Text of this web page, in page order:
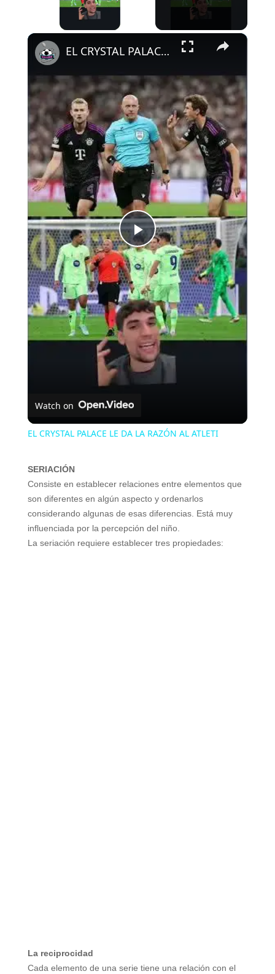
×
Play
Video
EL CRYSTAL PALACE LE DA LA RAZÓN AL ATLETI
Watch on
EL CRYSTAL PALACE LE DA LA RAZÓN AL ATLETI
SERIACIÓN
Consiste en establecer relaciones entre elementos que
son diferentes en algún aspecto y ordenarlos
considerando algunas de esas diferencias. Está muy
influenciada por la percepción del niño.
La seriación requiere establecer tres propiedades:
La reciprocidad
Cada elemento de una serie tiene una relación con el